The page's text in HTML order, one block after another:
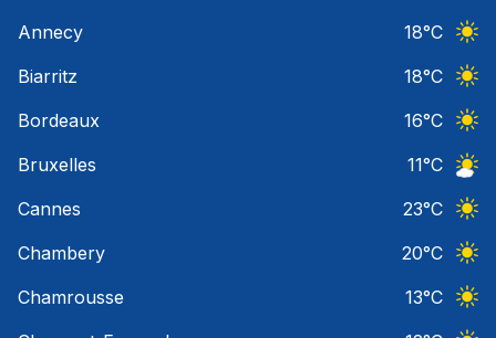
Annecy
18°C
Biarritz
18°C
Bordeaux
16°C
Bruxelles
11°C
Cannes
23°C
Chambery
20°C
Chamrousse
13°C